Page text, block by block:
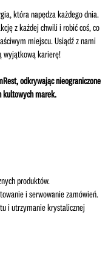
która napędza każdego dnia.
z każdej chwili i robić coś, co
miejscu. Usiądź z nami
wyjątkową karierę!
odkrywając nieograniczone
kultowych marek.
produktów.
i serwowanie zamówień.
i utrzymanie krystalicznej